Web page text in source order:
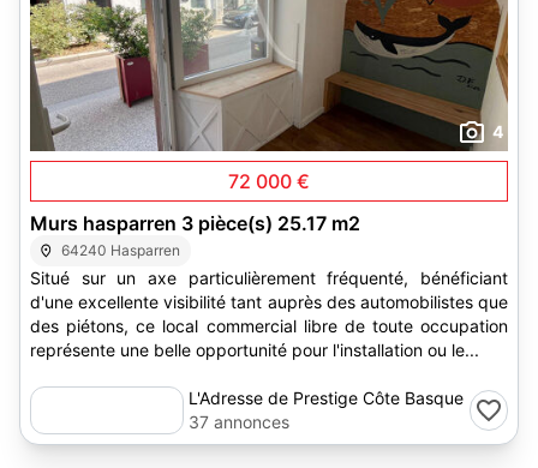
4
72 000 €
Murs hasparren 3 pièce(s) 25.17 m2
64240 Hasparren
Situé sur un axe particulièrement fréquenté, bénéficiant
d'une excellente visibilité tant auprès des automobilistes que
des piétons, ce local commercial libre de toute occupation
représente une belle opportunité pour l'installation ou le...
L'Adresse de Prestige Côte Basque
37 annonces